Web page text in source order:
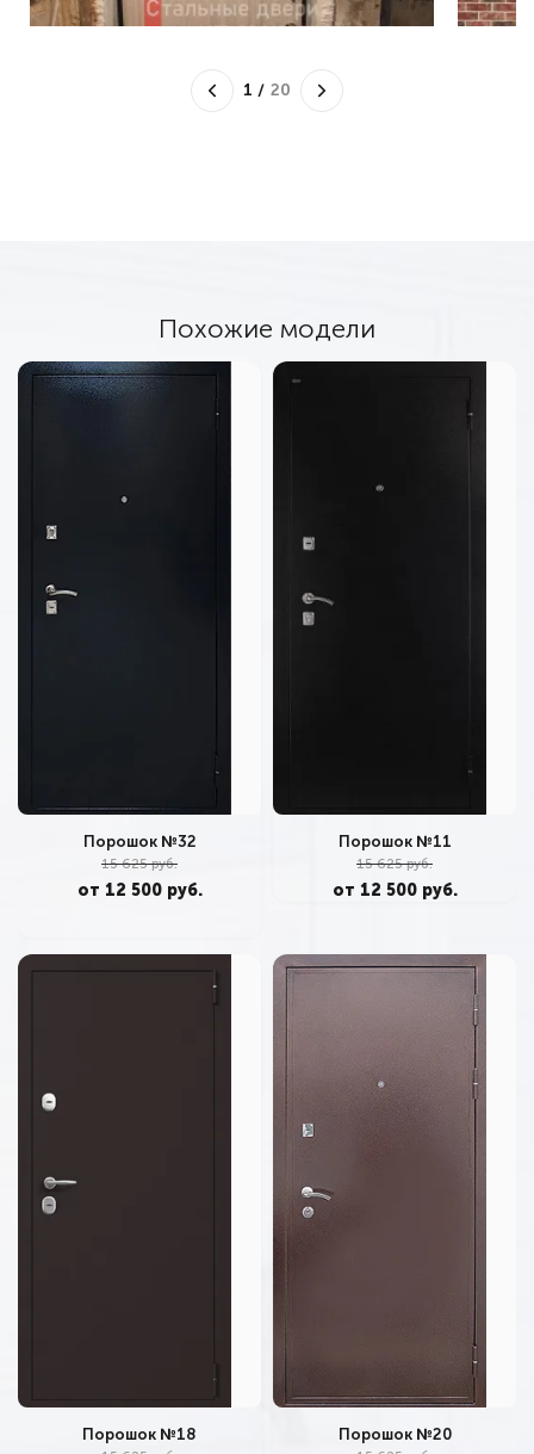
1 / 20
Похожие модели
Порошок №32
15 625 руб.
от 12 500 руб.
Порошок №11
15 625 руб.
от 12 500 руб.
Порошок №18 Порошок №20